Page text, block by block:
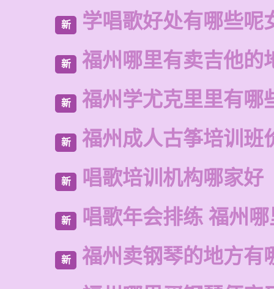
新 学唱歌好处有哪些呢
新 福州哪里有卖吉他的
新 福州学尤克里里有哪
新 福州成人古筝培训班
新 唱歌培训机构哪家好
新 唱歌年会排练 福州
新 福州卖钢琴的地方有